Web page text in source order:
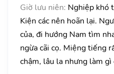
Giờ lưu niên: Nghiệp khó
Kiện các nên hoãn lại.
của, đi hướng Nam tìm
ngừa cãi cọ. Miệng tiếng
chậm, lâu la nhưng làm gì